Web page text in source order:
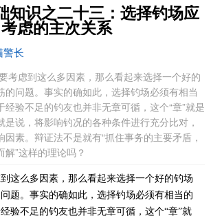
知识之二十三：选择钓场应
考虑的主次关系
警长
考虑到这么多因素，那么看起来选择一个好的
的问题。事实的确如此，选择钓场必须有相当
经验不足的钓友也并非无章可循，这个“章”就是
说，将影响钓况的各种条件进行充分比对，
素。辩证法不是就有“抓住事务的主要矛盾，
”这样的理论吗？
这么多因素，那么看起来选择一个好的钓场
题。事实的确如此，选择钓场必须有相当的
验不足的钓友也并非无章可循，这个“章”就